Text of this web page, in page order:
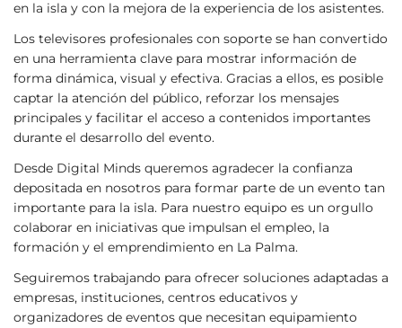
en la isla y con la mejora de la experiencia de los asistentes.
Los televisores profesionales con soporte se han convertido
en una herramienta clave para mostrar información de
forma dinámica, visual y efectiva. Gracias a ellos, es posible
captar la atención del público, reforzar los mensajes
principales y facilitar el acceso a contenidos importantes
durante el desarrollo del evento.
Desde Digital Minds queremos agradecer la confianza
depositada en nosotros para formar parte de un evento tan
importante para la isla. Para nuestro equipo es un orgullo
colaborar en iniciativas que impulsan el empleo, la
formación y el emprendimiento en La Palma.
Seguiremos trabajando para ofrecer soluciones adaptadas a
empresas, instituciones, centros educativos y
organizadores de eventos que necesitan equipamiento